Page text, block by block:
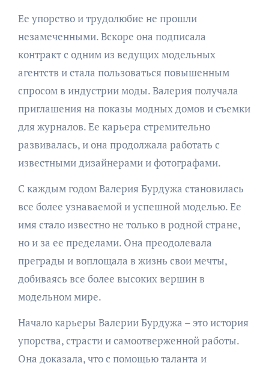
Ее упорство и трудолюбие не прошли
незамеченными. Вскоре она подписала
контракт с одним из ведущих модельных
агентств и стала пользоваться повышенным
спросом в индустрии моды. Валерия получала
приглашения на показы модных домов и съемки
для журналов. Ее карьера стремительно
развивалась, и она продолжала работать с
известными дизайнерами и фотографами.
С каждым годом Валерия Бурдужа становилась
все более узнаваемой и успешной моделью. Ее
имя стало известно не только в родной стране,
но и за ее пределами. Она преодолевала
преграды и воплощала в жизнь свои мечты,
добиваясь все более высоких вершин в
модельном мире.
Начало карьеры Валерии Бурдужа – это история
упорства, страсти и самоотверженной работы.
Она доказала, что с помощью таланта и